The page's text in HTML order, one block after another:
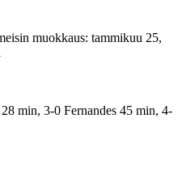
muokkaus: tammikuu 25,
min, 3-0 Fernandes 45 min, 4-